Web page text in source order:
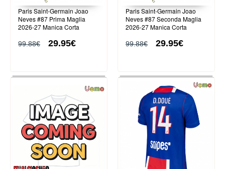
Paris Saint-Germain Joao
Neves #87 Prima Maglia
2026-27 Manica Corta
99.88€ 29.95€
Paris Saint-Germain Joao
Neves #87 Seconda Maglia
2026-27 Manica Corta
99.88€ 29.95€